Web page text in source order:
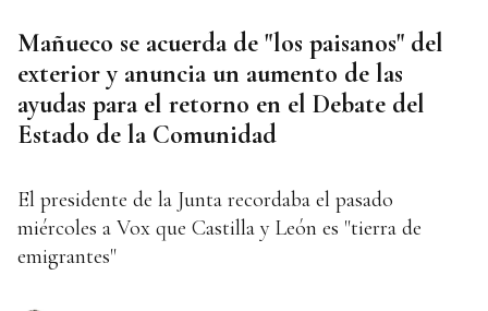
Mañueco se acuerda de "los paisanos" del
exterior y anuncia un aumento de las
ayudas para el retorno en el Debate del
Estado de la Comunidad
El presidente de la Junta recordaba el pasado
miércoles a Vox que Castilla y León es "tierra de
emigrantes"